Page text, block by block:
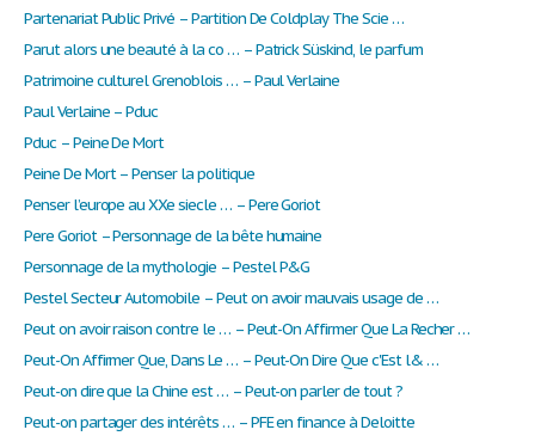
Partenariat Public Privé – Partition De Coldplay The Scie …
Parut alors une beauté à la co … – Patrick Süskind, le parfum
Patrimoine culturel Grenoblois … – Paul Verlaine
Paul Verlaine – Pduc
Pduc – Peine De Mort
Peine De Mort – Penser la politique
Penser l’europe au XXe siecle … – Pere Goriot
Pere Goriot – Personnage de la bête humaine
Personnage de la mythologie – Pestel P&G
Pestel Secteur Automobile – Peut on avoir mauvais usage de …
Peut on avoir raison contre le … – Peut-On Affirmer Que La Recher …
Peut-On Affirmer Que, Dans Le … – Peut-On Dire Que c'Est l& …
Peut-on dire que la Chine est … – Peut-on parler de tout ?
Peut-on partager des intérêts … – PFE en finance à Deloitte